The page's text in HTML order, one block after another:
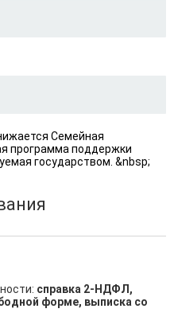
Семейная
программа поддержки
государством. &nbsp;
справка 2-НДФЛ,
форме, выписка со